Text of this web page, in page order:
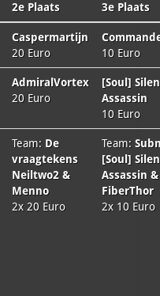
2e Plaats 3e Plaats
Caspermartijn
20 Euro
10 Euro
AdmiralVortex
20 Euro
[Soul]
Assassin
10 Euro
Team: De
vraagtekens
Neiltwo2 &
Menno
2x 20 Euro
Team:
[Soul]
Assassin &
FiberThor
2x 10 Euro